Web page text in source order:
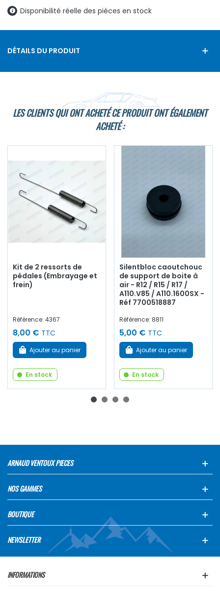
Disponibilité réelle des pièces en stock
DÉTAILS DU PRODUIT
LES CLIENTS QUI ONT ACHETÉ CE PRODUIT ONT ÉGALEMENT
ACHETÉ :
Kit de 2 ressorts de
pédales (Embrayage et
frein)
Référence: 4367
8,00 € TTC
Ajouter au panier
En stock
Silentbloc caoutchouc
de support de boite à
air - R12 / R15 / R17 /
A110.V85 / A110.1600SX -
Réf 7700518887
Référence: 8811
5,00 € TTC
Ajouter au panier
En stock
ARNAUD VENTOUX PIECES
NOS GAMMES
BOUTIQUE
NEWSLETTER
INFORMATIONS